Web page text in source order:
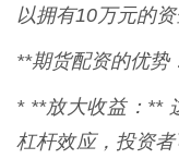
以拥有10万元的资
**期货配资的优势
* **放大收益：**
杠杆效应，投资